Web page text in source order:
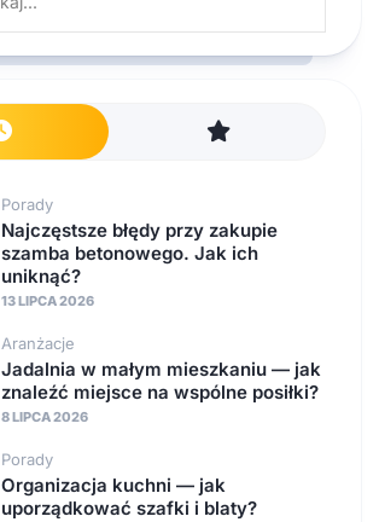
Porady
Najczęstsze błędy przy zakupie
szamba betonowego. Jak ich
uniknąć?
13 LIPCA 2026
Aranżacje
Jadalnia w małym mieszkaniu — jak
znaleźć miejsce na wspólne posiłki?
8 LIPCA 2026
Porady
Organizacja kuchni — jak
uporządkować szafki i blaty?